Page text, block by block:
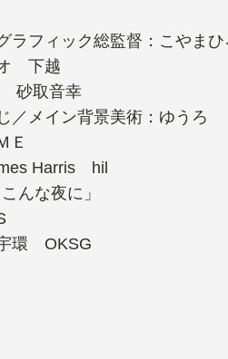
ラフィック総監督：こやまひ
オ 下越
砂取音幸
／メイン背景美術：ゆうろ
Ｅ
Harris hil
んな夜に」
環 OKSG